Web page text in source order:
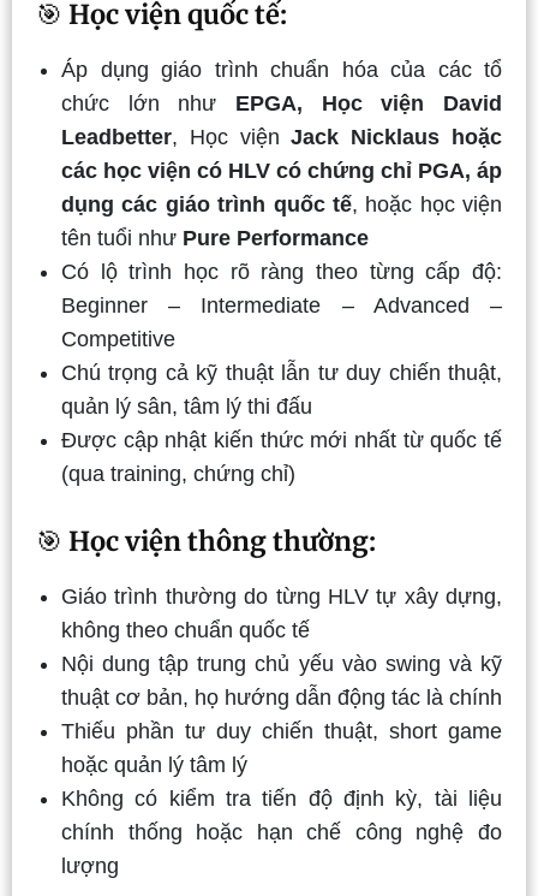
🎯 Học viện quốc tế:
Áp dụng giáo trình chuẩn hóa của các tổ
chức lớn như EPGA, Học viện David
Leadbetter, Học việnJack Nicklaus hoặc
các học viện có HLV có chứng chỉ PGA, áp
dụng các giáo trình quốc tế, hoặc học viện
tên tuổi như Pure Performance
Có lộ trình học rõ ràng theo từng cấp độ:
Beginner – Intermediate – Advanced –
Competitive
Chú trọng cả kỹ thuật lẫn tư duy chiến thuật,
quản lý sân, tâm lý thi đấu
Được cập nhật kiến thức mới nhất từ quốc tế
(qua training, chứng chỉ)
🎯 Học viện thông thường:
Giáo trình thường do từng HLV tự xây dựng,
không theo chuẩn quốc tế
Nội dung tập trung chủ yếu vào swing và kỹ
thuật cơ bản, họ hướng dẫn động tác là chính
Thiếu phần tư duy chiến thuật, short game
hoặc quản lý tâm lý
Không có kiểm tra tiến độ định kỳ, tài liệu
chính thống hoặc hạn chế công nghệ đo
lượng